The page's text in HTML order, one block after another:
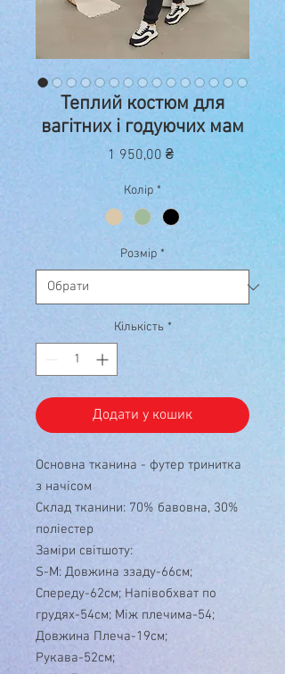
Теплий костюм для
вагітних і годуючих мам
1 950,00 ₴Ціна
Колір *
Розмір *
Кількість *
Додати у кошик
Основна тканина - футер тринитка
з начісом
Склад тканини: 70% бавовна, 30%
поліестер
Заміри світшоту:
S-М: Довжина ззаду-66см;
Спереду-62см; Напівобхват по
грудях-54см; Між плечима-54;
Довжина Плеча-19см;
Рукава-52см;